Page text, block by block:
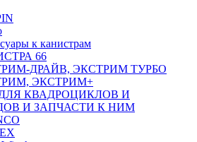
к канистрам
66
ДРАЙВ, ЭКСТРИМ ТУРБО
ЭКСТРИМ+
КВАДРОЦИКЛОВ И
И ЗАПЧАСТИ К НИМ